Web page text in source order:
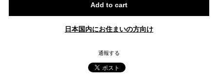
Add to cart
日本国内にお住まいの方向け
通報する